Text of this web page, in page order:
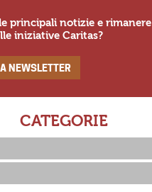
principali notizie e rimanere
iniziative Caritas?
NEWSLETTER
CATEGORIE